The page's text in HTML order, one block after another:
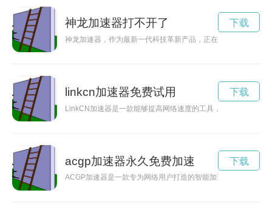
神龙加速器打不开了
神龙加速器，作为最新一代科技革新产品，正在为人们带来前
下载
linkcn加速器免费试用
LinkCN加速器是一款能够提高网络速度的工具，让用户在网络
下载
acgp加速器永久免费加速
ACGP加速器是一款专为网络用户打造的智能加速器，能够有
下载